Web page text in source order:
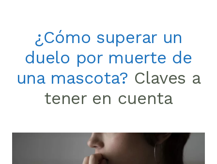
¿Cómo superar un
duelo por muerte de
una mascota? Claves a
tener en cuenta